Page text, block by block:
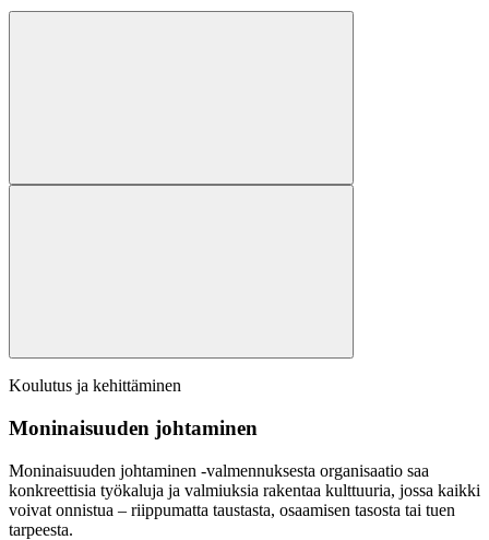
Koulutus ja kehittäminen
Moninaisuuden johtaminen
Moninaisuuden johtaminen -valmennuksesta organisaatio saa
konkreettisia työkaluja ja valmiuksia rakentaa kulttuuria, jossa kaikki
voivat onnistua – riippumatta taustasta, osaamisen tasosta tai tuen
tarpeesta.